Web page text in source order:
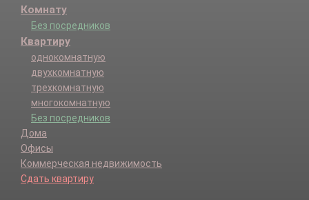
Комнату
Без посредников
Квартиру
однокомнатную
двухкомнатную
трехкомнатную
многокомнатную
Без посредников
Дома
Офисы
Коммерческая недвижимость
Сдать квартиру